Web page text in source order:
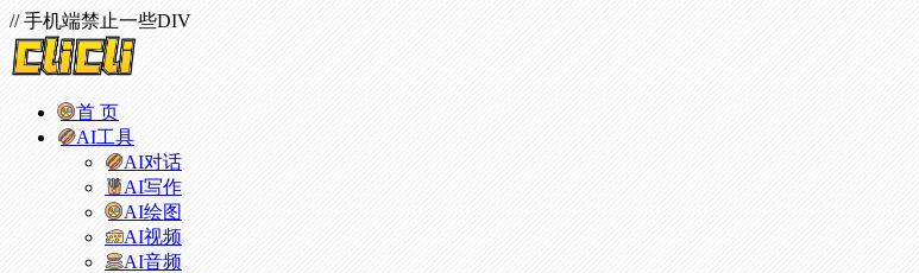
// 手机端禁止一些DIV
首 页
AI工具
AI对话
AI写作
AI绘图
AI视频
AI音频